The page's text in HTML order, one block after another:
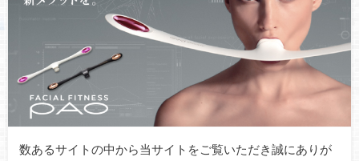
数あるサイトの中から当サイトをご覧いただき誠にありが